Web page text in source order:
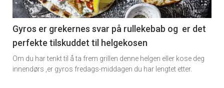
-
6
Gyros er grekernes svar på rullekebab og er det
perfekte tilskuddet til helgekosen
Om du har tenkt til å ta frem grillen denne helgen eller kose deg
innendørs ,er gyros fredags-middagen du har lengtet etter.